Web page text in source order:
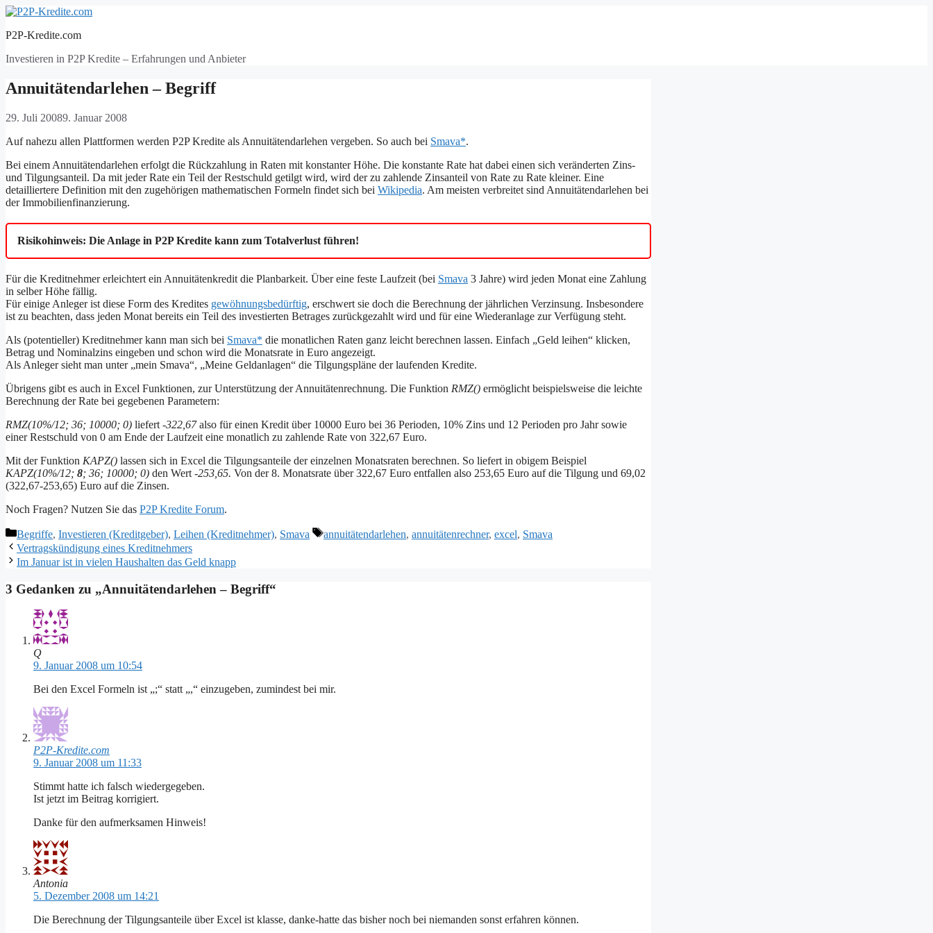
Zum
springen
P2P-Kredite.com
Investieren in P2P Kredite – Erfahrungen und Anbieter
Annuitätendarlehen – Begriff
29. Juli 20089. Januar 2008
Auf nahezu allen Plattformen werden P2P Kredite als Annuitätendarlehen vergeben. So auch bei Smava*.
Bei einem Annuitätendarlehen erfolgt die Rückzahlung in Raten mit konstanter Höhe. Die konstante Rate hat dabei einen sich veränderten Zins-
und Tilgungsanteil. Da mit jeder Rate ein Teil der Restschuld getilgt wird, wird der zu zahlende Zinsanteil von Rate zu Rate kleiner. Eine
detailliertere Definition mit den zugehörigen mathematischen Formeln findet sich bei Wikipedia. Am meisten verbreitet sind Annuitätendarlehen bei
der Immobilienfinanzierung.
Risikohinweis: Die Anlage in P2P Kredite kann zum Totalverlust führen!
Für die Kreditnehmer erleichtert ein Annuitätenkredit die Planbarkeit. Über eine feste Laufzeit (bei Smava 3 Jahre) wird jeden Monat eine Zahlung
in selber Höhe fällig.
Für einige Anleger ist diese Form des Kredites gewöhnungsbedürftig, erschwert sie doch die Berechnung der jährlichen Verzinsung. Insbesondere
ist zu beachten, dass jeden Monat bereits ein Teil des investierten Betrages zurückgezahlt wird und für eine Wiederanlage zur Verfügung steht.
Als (potentieller) Kreditnehmer kann man sich bei Smava* die monatlichen Raten ganz leicht berechnen lassen. Einfach „Geld leihen“ klicken,
Betrag und Nominalzins eingeben und schon wird die Monatsrate in Euro angezeigt.
Als Anleger sieht man unter „mein Smava“, „Meine Geldanlagen“ die Tilgungspläne der laufenden Kredite.
Übrigens gibt es auch in Excel Funktionen, zur Unterstützung der Annuitätenrechnung. Die Funktion RMZ() ermöglicht beispielsweise die leichte
Berechnung der Rate bei gegebenen Parametern:
RMZ(10%/12; 36; 10000; 0) liefert -322,67also für einen Kredit über 10000 Euro bei 36 Perioden, 10% Zins und 12 Perioden pro Jahr sowie
einer Restschuld von 0 am Ende der Laufzeit eine monatlich zu zahlende Rate von 322,67 Euro.
Mit der Funktion KAPZ() lassen sich in Excel die Tilgungsanteile der einzelnen Monatsraten berechnen. So liefert in obigem Beispiel
KAPZ(10%/12; 8; 36; 10000; 0) den Wert -253,65. Von der 8. Monatsrate über 322,67 Euro entfallen also 253,65 Euro auf die Tilgung und 69,02
(322,67-253,65) Euro auf die Zinsen.
Noch Fragen? Nutzen Sie das P2P Kredite Forum.
Kategorien
Begriffe, Investieren (Kreditgeber), Leihen (Kreditnehmer), Smava Schlagwörter
annuitätendarlehen, annuitätenrechner, excel, Smava
Vertragskündigung eines Kreditnehmers
Im Januar ist in vielen Haushalten das Geld knapp
3 Gedanken zu „Annuitätendarlehen – Begriff“
Q
9. Januar 2008 um 10:54
Bei den Excel Formeln ist „;“ statt „,“ einzugeben, zumindest bei mir.
P2P-Kredite.com
9. Januar 2008 um 11:33
Stimmt hatte ich falsch wiedergegeben.
Ist jetzt im Beitrag korrigiert.
Danke für den aufmerksamen Hinweis!
Antonia
5. Dezember 2008 um 14:21
Die Berechnung der Tilgungsanteile über Excel ist klasse, danke-hatte das bisher noch bei niemanden sonst erfahren können.